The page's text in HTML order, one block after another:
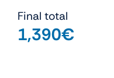
Final total
1,390€